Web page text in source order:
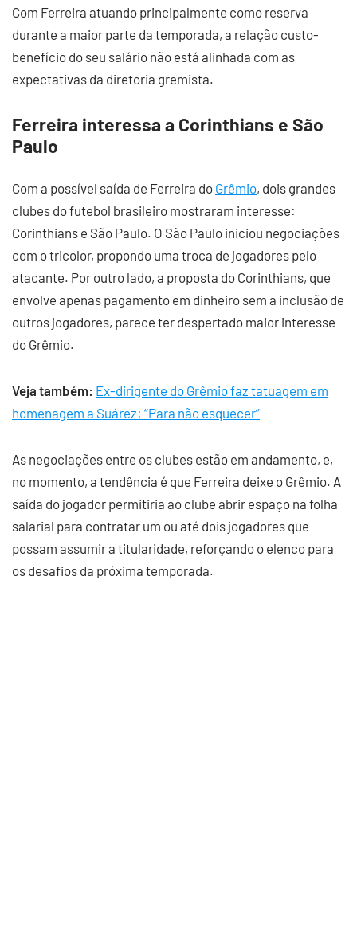
Com Ferreira atuando principalmente como reserva
durante a maior parte da temporada, a relação custo-
benefício do seu salário não está alinhada com as
expectativas da diretoria gremista.
Ferreira interessa a Corinthians e São
Paulo
Com a possível saída de Ferreira do Grêmio, dois grandes
clubes do futebol brasileiro mostraram interesse:
Corinthians e São Paulo. O São Paulo iniciou negociações
com o tricolor, propondo uma troca de jogadores pelo
atacante. Por outro lado, a proposta do Corinthians, que
envolve apenas pagamento em dinheiro sem a inclusão de
outros jogadores, parece ter despertado maior interesse
do Grêmio.
Veja também: Ex-dirigente do Grêmio faz tatuagem em
homenagem a Suárez: “Para não esquecer”
As negociações entre os clubes estão em andamento, e,
no momento, a tendência é que Ferreira deixe o Grêmio. A
saída do jogador permitiria ao clube abrir espaço na folha
salarial para contratar um ou até dois jogadores que
possam assumir a titularidade, reforçando o elenco para
os desafios da próxima temporada.